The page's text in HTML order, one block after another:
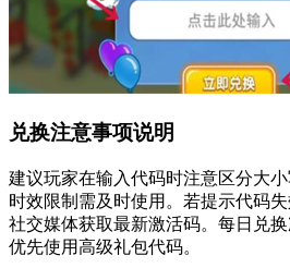
兑换注意事项说明
建议玩家在输入代码时注意区分大
时效限制需及时使用。若提示代码
社交媒体获取最新激活码。每日兑
优先使用高级礼包代码。